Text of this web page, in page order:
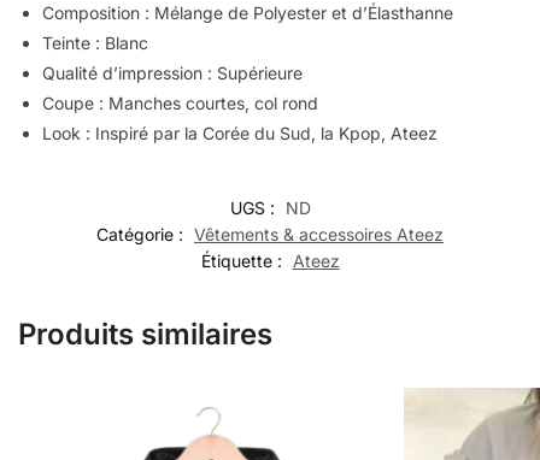
Composition : Mélange de Polyester et d’Élasthanne
Teinte : Blanc
Qualité d’impression : Supérieure
Coupe : Manches courtes, col rond
Look : Inspiré par la Corée du Sud, la Kpop, Ateez
UGS :
ND
Catégorie : Vêtements & accessoires Ateez
Étiquette :
Ateez
Produits similaires